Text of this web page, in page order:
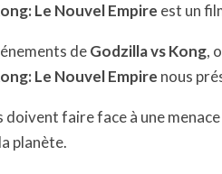
Le Nouvel Empire est un
deGodzilla vs Kong,
Le Nouvel Empire nous
doivent faire face à une
planète.